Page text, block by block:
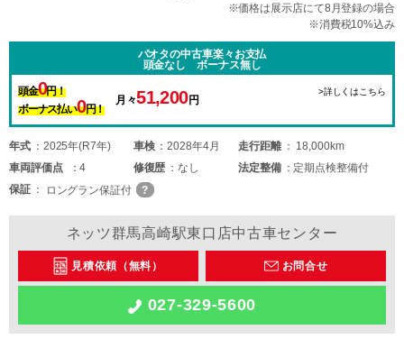
※価格は展示店にて8月登録の場合
※消費税10%込み
パオタの中古車楽々お支払
頭金なし ボーナス無し
頭金0円！
ボーナス払い0円！
月々51,200円
>詳しくはこちら
年式 2025年(R7年) 車検 2028年4月 走行距離
18,000km
車両評価点 4 修復歴 なし 法定整備
定期点検整備付
保証
ロングラン保証付
ネッツ群馬高崎駅東口店中古車センター
見積依頼（無料） お問合せ
027-329-5600